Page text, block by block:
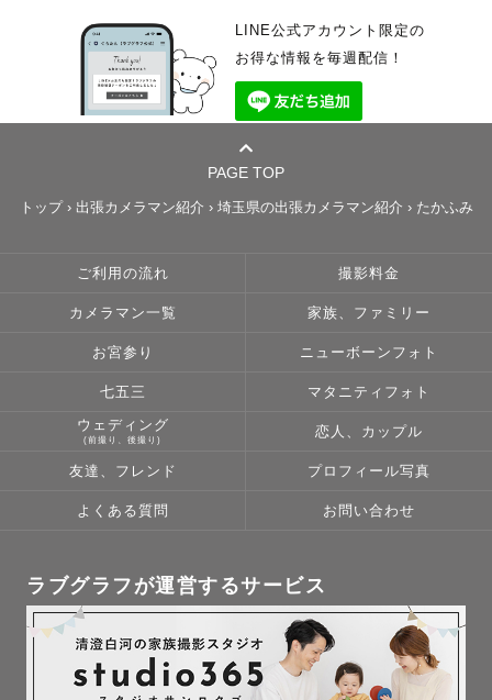
LINE公式アカウント限定の
お得な情報を毎週配信！
PAGE TOP
トップ› 出張カメラマン紹介 › 埼玉県の出張カメラマン紹介 › たかふみ
ご利用の流れ 撮影料金
カメラマン一覧 家族、ファミリー
お宮参り ニューボーンフォト
七五三 マタニティフォト
ウェディング
(前撮り、後撮り)
恋人、カップル
友達、フレンド プロフィール写真
よくある質問 お問い合わせ
ラブグラフが運営するサービス